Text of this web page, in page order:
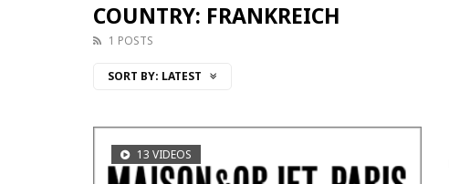
COUNTRY: FRANKREICH
1 POSTS
SORT BY: LATEST
13 VIDEOS